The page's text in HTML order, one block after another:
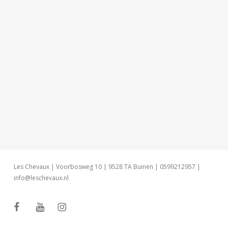
Les Chevaux | Voorbosweg 10 | 9528 TA Buinen | 0599212957 |
info@leschevaux.nl